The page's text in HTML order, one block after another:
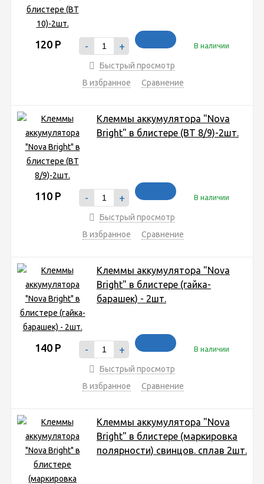
120 Р - + В наличии
Быстрый просмотр
В избранное
Сравнение
Клеммы аккумулятора "Nova
Bright" в блистере (ВТ 8/9)-2шт.
110 Р - + В наличии
Быстрый просмотр
В избранное
Сравнение
Клеммы аккумулятора "Nova
Bright" в блистере (гайка-
барашек) - 2шт.
140 Р - + В наличии
Быстрый просмотр
В избранное
Сравнение
Клеммы аккумулятора "Nova
Bright" в блистере (маркировка
полярности) свинцов. сплав 2шт.